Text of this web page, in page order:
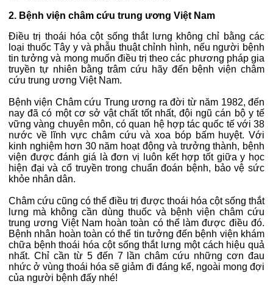
2. Bệnh viện châm cứu trung ương Việt Nam
Điều trị thoái hóa cột sống thắt lưng không chỉ bằng các
loại thuốc Tây y và phẫu thuật chỉnh hình, nếu người bệnh
tin tưởng và mong muốn điều trị theo các phương pháp gia
truyền tự nhiên bằng trâm cứu hãy đến bệnh viện châm
cứu trung ương Việt Nam.
Bệnh viện Châm cứu Trung ương ra đời từ năm 1982, đến
nay đã có một cơ sở vật chất tốt nhất, đội ngũ cán bộ y tế
vững vàng chuyên môn, có quan hệ hợp tác quốc tế với 38
nước về lĩnh vực châm cứu và xoa bóp bấm huyệt. Với
kinh nghiệm hơn 30 năm hoạt động và trưởng thành, bệnh
viện được đánh giá là đơn vị luôn kết hợp tốt giữa y học
hiện đại và cổ truyền trong chuẩn đoán bệnh, bảo vệ sức
khỏe nhân dân.
Châm cứu cũng có thể điều trị được thoái hóa cột sống thắt
lưng mà không cần dùng thuốc và bệnh viện châm cứu
trung ương Việt Nam hoàn toàn có thể làm được điều đó.
Bệnh nhân hoàn toàn có thể tin tưởng đến bệnh viện khám
chữa bệnh thoái hóa cột sống thắt lưng một cách hiệu quả
nhất. Chỉ cần từ 5 đến 7 lần châm cứu những cơn đau
nhức ở vùng thoái hóa sẽ giảm đi đáng kể, ngoài mong đợi
của người bệnh đấy nhé!